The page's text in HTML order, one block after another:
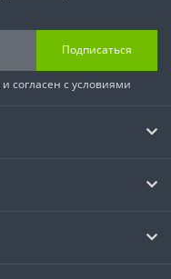
Подписаться
и согласен с условиями